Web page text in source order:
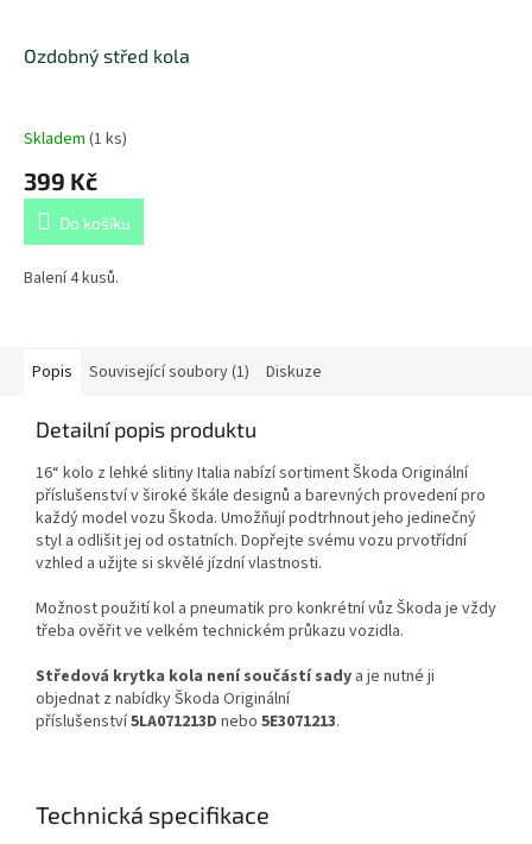
Ozdobný střed kola
Skladem (1 ks)
399 Kč
Do košíku
Balení 4 kusů.
Popis Související soubory (1) Diskuze
Detailní popis produktu
16“ kolo z lehké slitiny Italia nabízí sortiment Škoda Originální
příslušenství v široké škále designů a barevných provedení pro
každý model vozu Škoda. Umožňují podtrhnout jeho jedinečný
styl a odlišit jej od ostatních. Dopřejte svému vozu prvotřídní
vzhled a užijte si skvělé jízdní vlastnosti.
Možnost použití kol a pneumatik pro konkrétní vůz Škoda je vždy
třeba ověřit ve velkém technickém průkazu vozidla.
Středová krytka kola není součástí sady a je nutné ji
objednat z nabídky Škoda Originální
příslušenství5LA071213D nebo 5E3071213.
Technická specifikace